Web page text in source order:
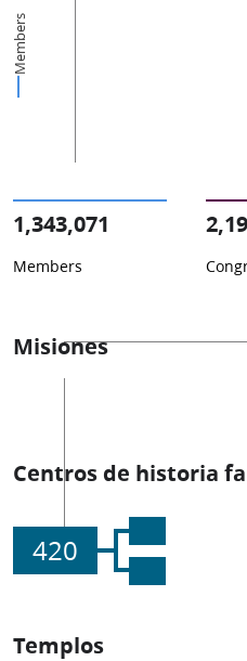
Members
1,343,071
Members
Misiones
Centros de historia
420
Templos